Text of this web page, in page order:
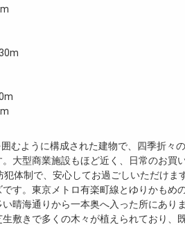
むように構成された建物で、四季折々
大型商業施設もほど近く、日常のお買
体制で、安心してお過ごしいただけ
す。東京メトロ有楽町線とゆりかもめ
晴海通りから一本奥へ入った所にあり
敷きで多くの木々が植えられており、